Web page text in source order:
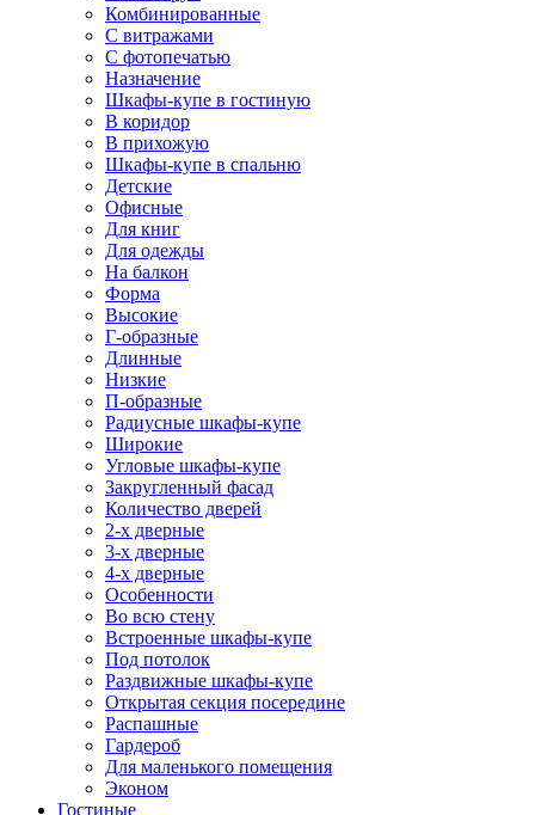
Комбинированные
С витражами
С фотопечатью
Назначение
Шкафы-купе в гостиную
В коридор
В прихожую
Шкафы-купе в спальню
Детские
Офисные
Для книг
Для одежды
На балкон
Форма
Высокие
Г-образные
Длинные
Низкие
П-образные
Радиусные шкафы-купе
Широкие
Угловые шкафы-купе
Закругленный фасад
Количество дверей
2-х дверные
3-х дверные
4-х дверные
Особенности
Во всю стену
Встроенные шкафы-купе
Под потолок
Раздвижные шкафы-купе
Открытая секция посередине
Распашные
Гардероб
Для маленького помещения
Эконом
Гостиные